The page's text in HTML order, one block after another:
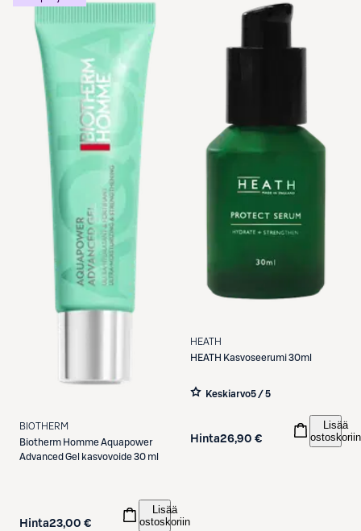
BIOTHERM
Biotherm Homme Aquapower
Advanced Gel kasvovoide 30 ml
Hinta23,00 €
Lisää
ostoskoriin
HEATH
HEATH Kasvoseerumi 30ml
Keskiarvo5 / 5
Hinta26,90 €
Lisää
ostoskoriin